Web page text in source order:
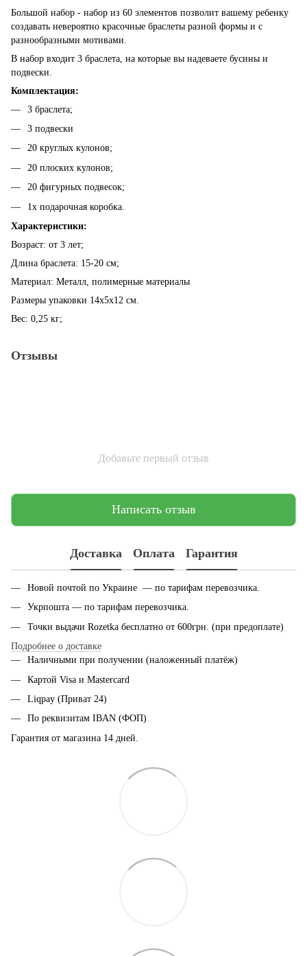
Большой набор - набор из 60 элементов позволит вашему ребенку
создавать невероятно красочные браслеты разной формы и с
разнообразными мотивами.
В набор входит 3 браслета, на которые вы надеваете бусины и
подвески.
Комплектация:
3 браслета;
3 подвески
20 круглых кулонов;
20 плоских кулонов;
20 фигурных подвесок;
1x подарочная коробка.
Характеристики:
Возраст: от 3 лет;
Длина браслета: 15-20 см;
Материал: Металл, полимерные материалы
Размеры упаковки 14х5х12 см.
Вес: 0,25 кг;
Отзывы
Добавьте первый отзыв
Написать отзыв
Доставка Оплата Гарантия
Новой почтой по Украине — по тарифам перевозчика.
Укрпошта — по тарифам перевозчика.
Точки выдачи Rozetka бесплатно от 600грн. (при предоплате)
Подробнее о доставке
Наличными при получении (наложенный платёж)
Картой Visa и Mastercard
Liqpay (Приват 24)
По реквизитам IBAN (ФОП)
Гарантия от магазина 14 дней.